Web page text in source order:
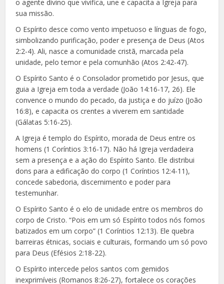
o agente divino que vivifica, une e capacita a Igreja para
sua missão.
O Espírito desce como vento impetuoso e línguas de fogo,
simbolizando purificação, poder e presença de Deus (Atos
2:2-4). Ali, nasce a comunidade cristã, marcada pela
unidade, pelo temor e pela comunhão (Atos 2:42-47).
O Espírito Santo é o Consolador prometido por Jesus, que
guia a Igreja em toda a verdade (João 14:16-17, 26). Ele
convence o mundo do pecado, da justiça e do juízo (João
16:8), e capacita os crentes a viverem em santidade
(Gálatas 5:16-25).
A Igreja é templo do Espírito, morada de Deus entre os
homens (1 Coríntios 3:16-17). Não há Igreja verdadeira
sem a presença e a ação do Espírito Santo. Ele distribui
dons para a edificação do corpo (1 Coríntios 12:4-11),
concede sabedoria, discernimento e poder para
testemunhar.
O Espírito Santo é o elo de unidade entre os membros do
corpo de Cristo. “Pois em um só Espírito todos nós fomos
batizados em um corpo” (1 Coríntios 12:13). Ele quebra
barreiras étnicas, sociais e culturais, formando um só povo
para Deus (Efésios 2:18-22).
O Espírito intercede pelos santos com gemidos
inexprimíveis (Romanos 8:26-27), fortalece os corações